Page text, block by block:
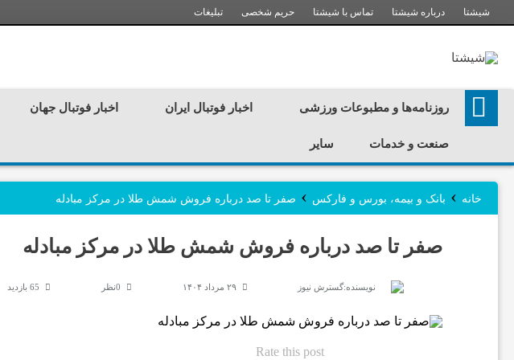
شیشتا درباره شیشتا تماس با شیشتا حریم شخصی تبلیغات
ر
روزنامه‌ها و مطبوعات ورزشی اخبار فوتبال ایران اخبار فوتبال جهان
صنعت و خدمات سایر
خانه › بانک و بیمه، بورس و فارکس › صفر تا صد درباره فروش شمش طلا در مرکز مبادله
صفر تا صد درباره فروش شمش طلا در مرکز مبادله
نویسنده:گسترش نیوز ۲۹ مرداد ۱۴۰۴ 0نظر 65 بازدید
Rate this post